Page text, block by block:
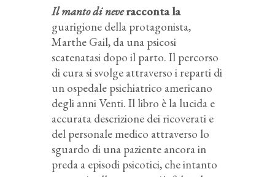
Il manto di neveracconta la
guarigione della protagonista,
Marthe Gail, da una psicosi
scatenatasi dopo il parto. Il percorso
di cura si svolge attraverso i reparti di
un ospedale psichiatrico americano
degli anni Venti. Il libro è la lucida e
accurata descrizione dei ricoverati e
del personale medico attraverso lo
sguardo di una paziente ancora in
preda a episodi psicotici, che intanto